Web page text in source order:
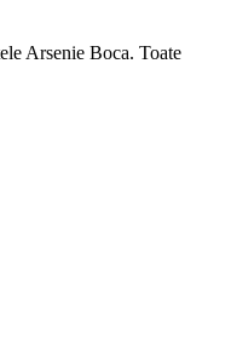
Arsenie Boca. Toate